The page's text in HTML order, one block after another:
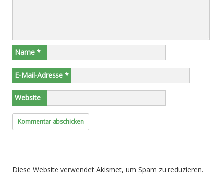
Name *
E-Mail-Adresse *
Website
Diese Website verwendet Akismet, um Spam zu reduzieren.